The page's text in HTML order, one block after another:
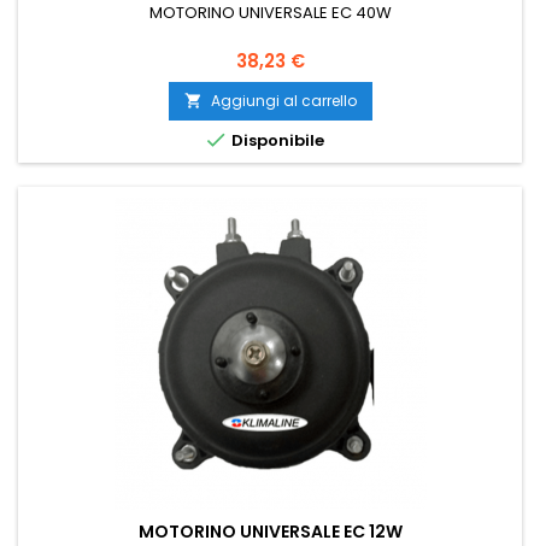
MOTORINO UNIVERSALE EC 40W
Prezzo
38,23 €
 Aggiungi al carrello
 Disponibile
MOTORINO UNIVERSALE EC 12W